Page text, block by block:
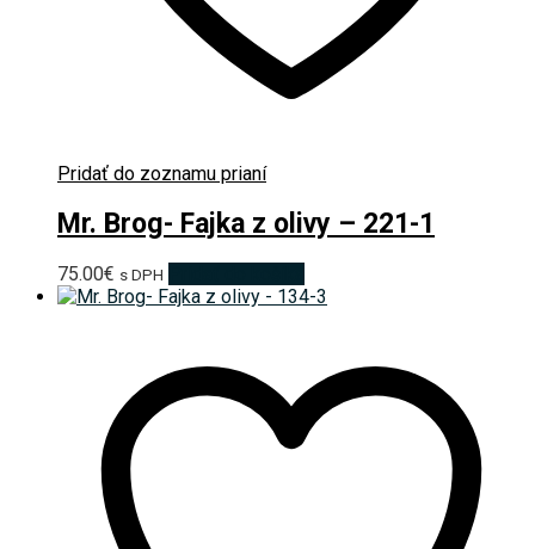
Pridať do zoznamu prianí
Mr. Brog- Fajka z olivy – 221-1
75.00€ s DPH